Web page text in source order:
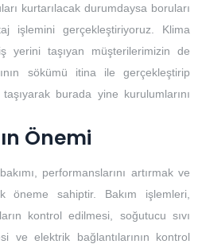
kurtarılacak durumdaysa boruları
işlemini gerçekleştiriyoruz. Klima
yerini taşıyan müşterilerimizin de
sökümü itina ile gerçekleştirip
burada yine kurulumlarını
Önemi
performanslarını artırmak ve
öneme sahiptir. Bakım işlemleri,
kontrol edilmesi, soğutucu sıvı
ve elektrik bağlantılarının kontrol